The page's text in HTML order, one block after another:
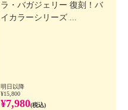
ラ・バガジェリー 復刻！バ
イカラーシリーズ ...
明日以降
¥15,800
¥7,980(税込)